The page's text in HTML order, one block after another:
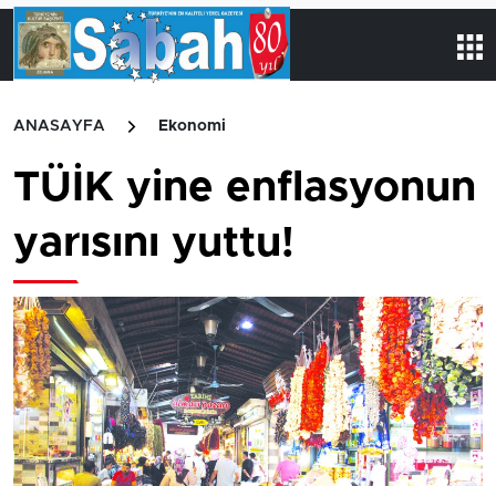
ANASAYFA Ekonomi
TÜİK yine enflasyonun
yarısını yuttu!